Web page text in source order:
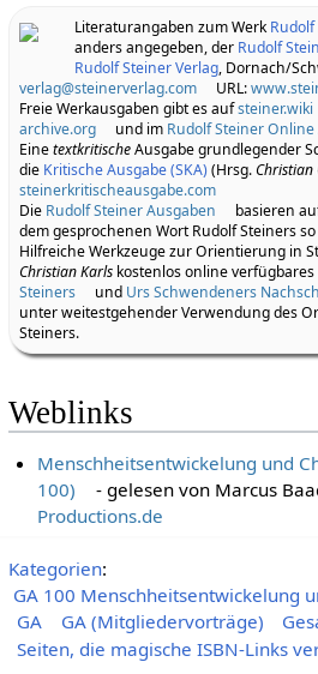
Literaturangaben zum Werk
anders angegeben, der Rudolf
Rudolf Steiner Verlag, Dornach/
verlag@steinerverlag.com
URL:
Freie Werkausgaben gibt es aufsteiner.wiki
archive.org
und im Rudolf Steiner
EinetextkritischeAusgabe grundlegender
die Kritische Ausgabe (SKA)(Hrsg.Christian
steinerkritischeausgabe.com
Die Rudolf Steiner Ausgaben basieren
dem gesprochenen Wort Rudolf Steiners
Hilfreiche Werkzeuge zur Orientierung in
Christian Karlskostenlos online verfügbares
Steiners
und Urs Schwendeners
unter weitestgehender Verwendung des
Steiners.
Weblinks
Menschheitsentwickelung und
100)
- gelesen von Marcus
Productions.de
Kategorien:
GA 100 Menschheitsentwickelung
GA
GA (Mitgliedervorträge)
Seiten, die magische ISBN-Links